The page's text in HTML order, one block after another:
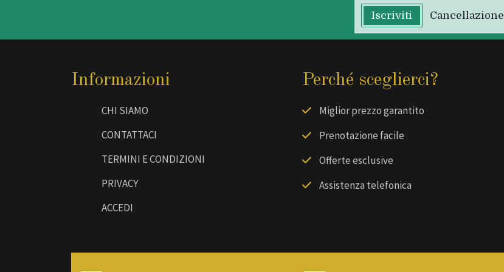
Iscriviti Cancellazione
Informazioni
CHI SIAMO
CONTATTACI
TERMINI E CONDIZIONI
PRIVACY
ACCEDI
Perché sceglierci?
Miglior prezzo garantito
Prenotazione facile
Offerte esclusive
Assistenza telefonica